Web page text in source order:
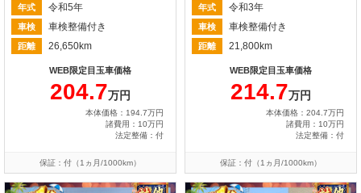
年式 令和5年
車検 車検整備付き
距離 26,650km
WEB限定目玉車価格
204.7万円
本体価格：194.7万円
諸費用：10万円
法定整備：付
保証：付（1ヵ月/1000km）
年式 令和3年
車検 車検整備付き
距離 21,800km
WEB限定目玉車価格
214.7万円
本体価格：204.7万円
諸費用：10万円
法定整備：付
保証：付（1ヵ月/1000km）